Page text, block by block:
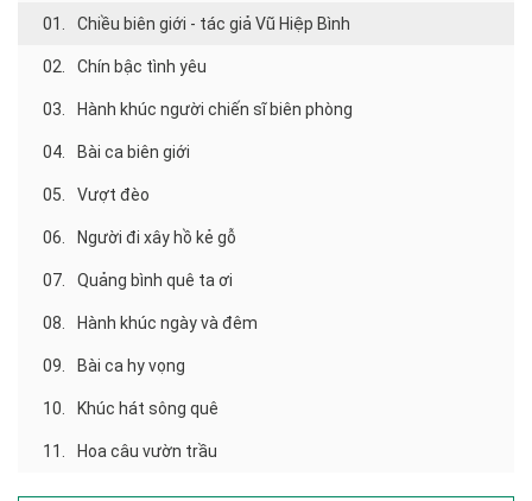
01. Chiều biên giới - tác giả Vũ Hiệp Bình
02. Chín bậc tình yêu
03. Hành khúc người chiến sĩ biên phòng
04. Bài ca biên giới
05. Vượt đèo
06. Người đi xây hồ kẻ gỗ
07. Quảng bình quê ta ơi
08. Hành khúc ngày và đêm
09. Bài ca hy vọng
10. Khúc hát sông quê
11. Hoa câu vườn trầu